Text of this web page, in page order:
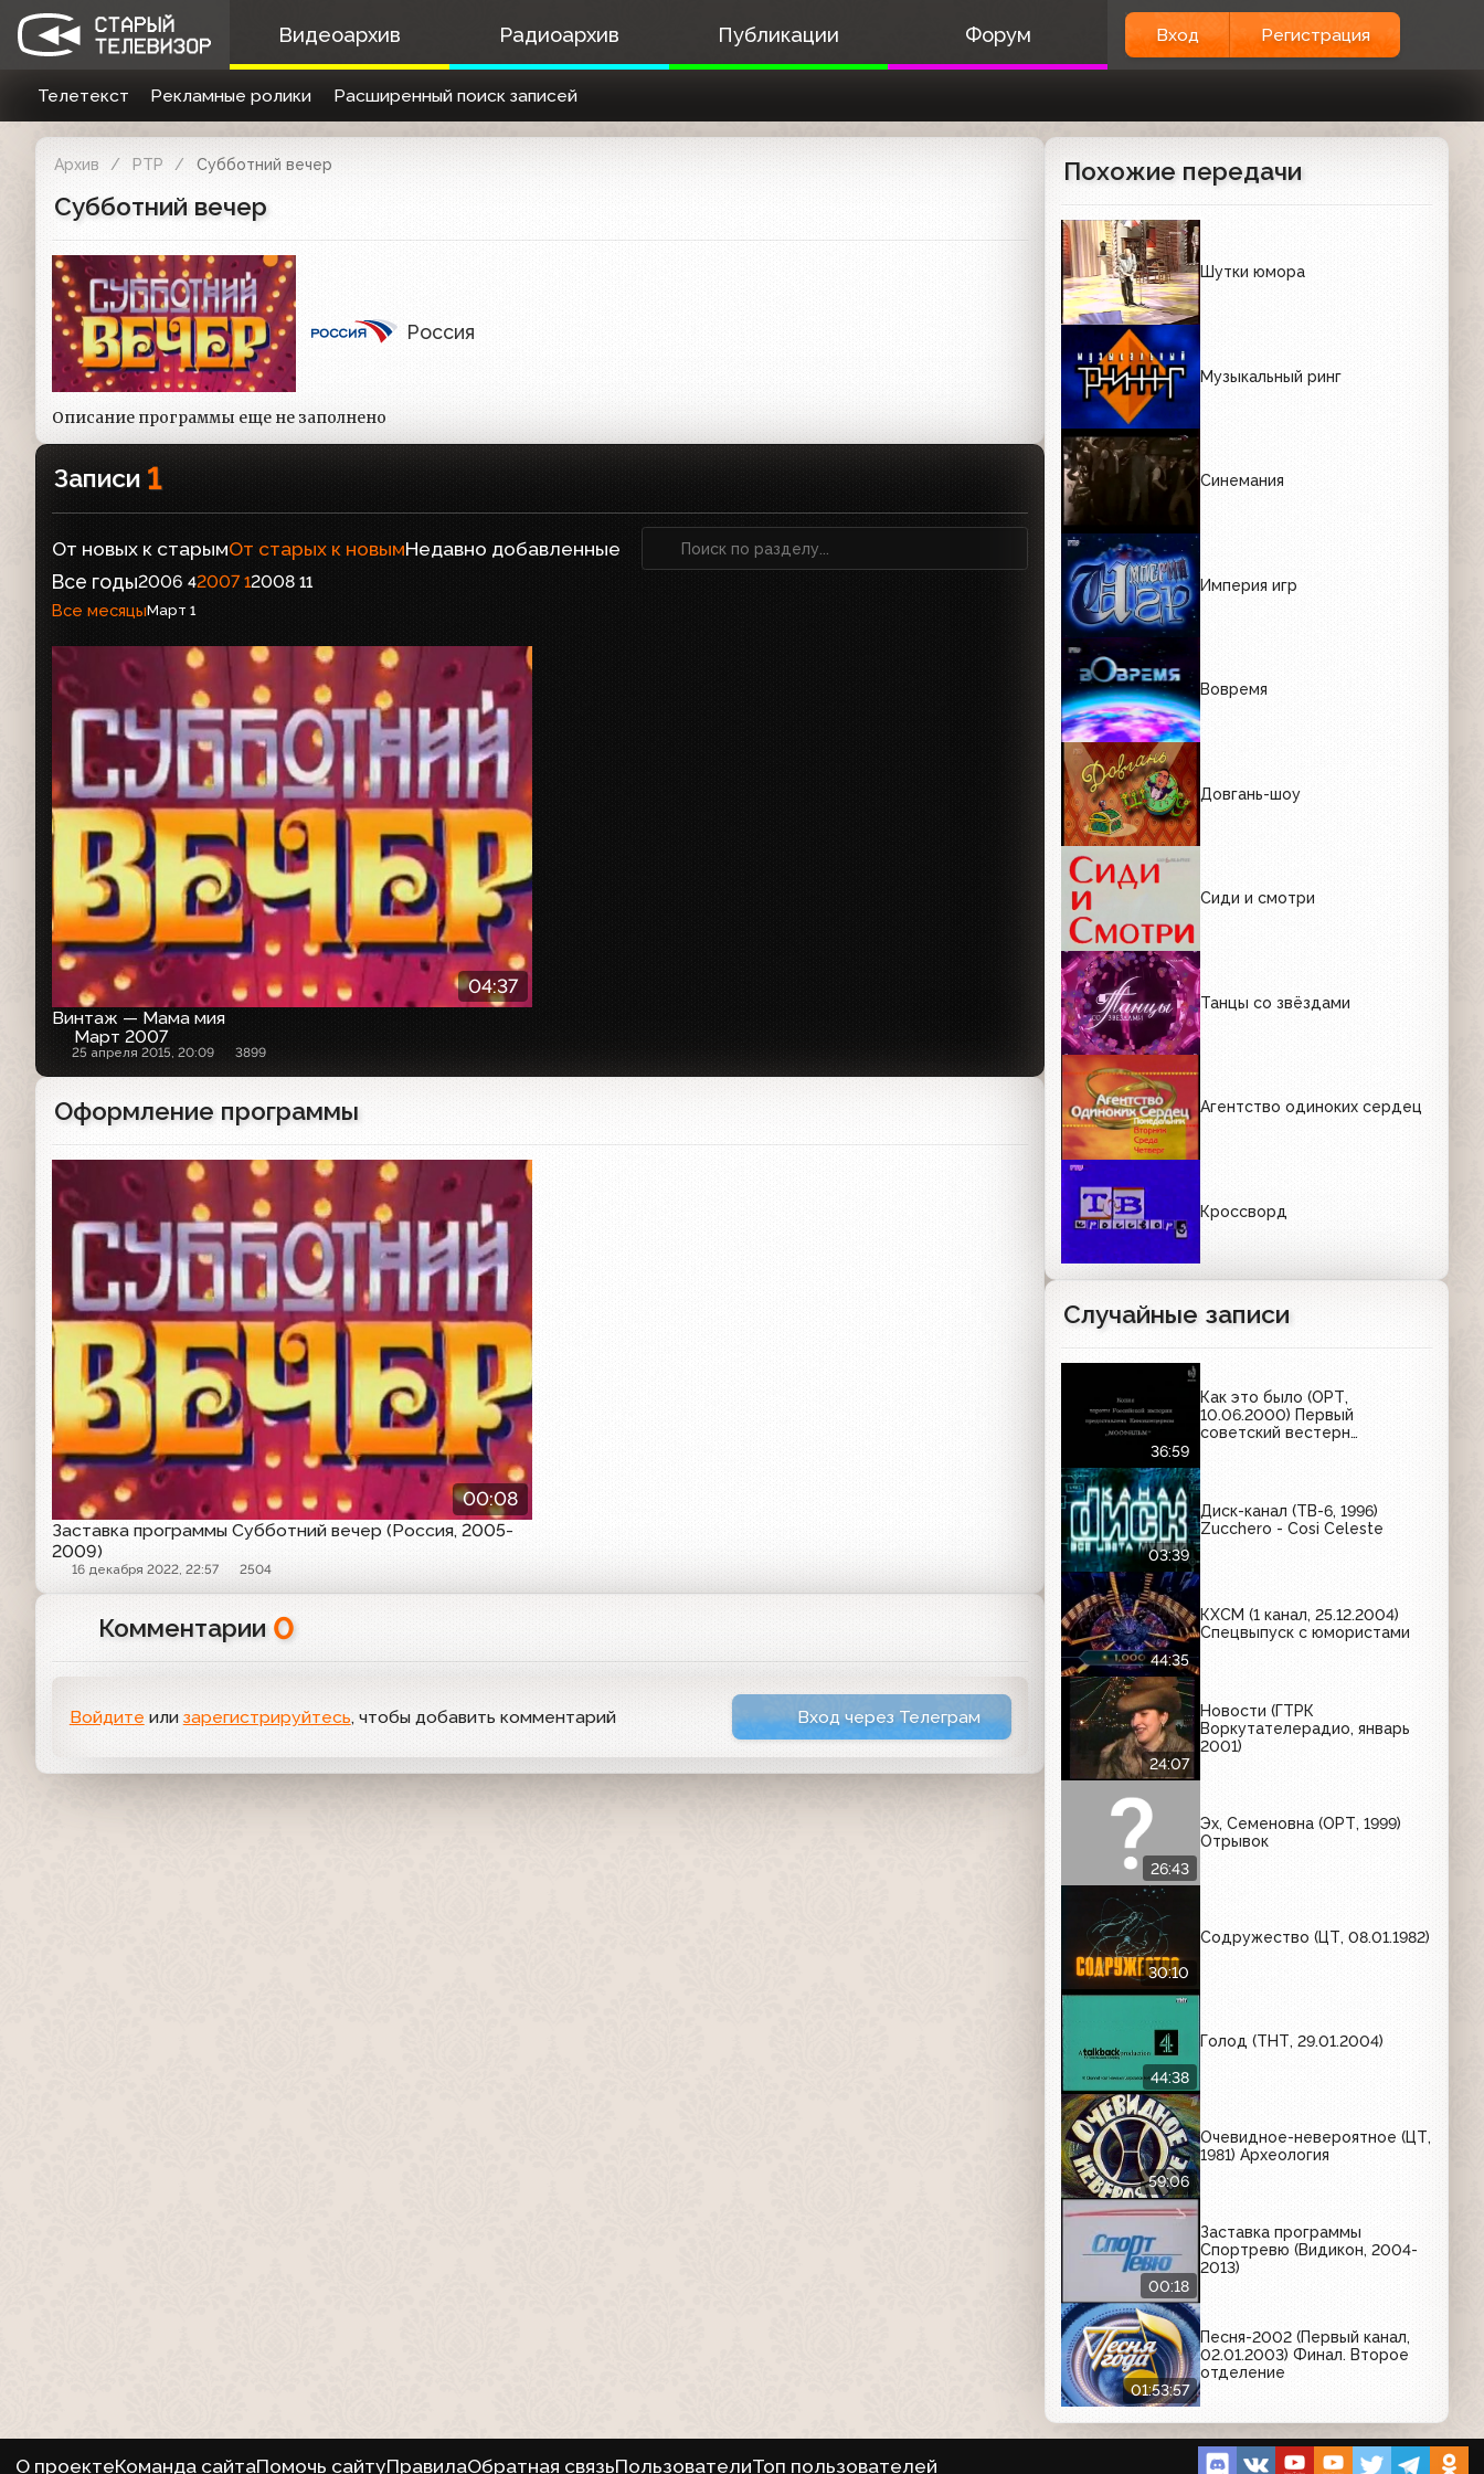
Видеоархив Радиоархив Публикации Форум Вход Регистрация
Телетекст Рекламные ролики Расширенный поиск записей
Архив РТР Субботний вечер
Субботний вечер
Россия
Описание программы еще не заполнено
Записи 1
От новых к старымОт старых к новымНедавно добавленные
Все годы2006 42007 12008 11
Все месяцыМарт 1
04:37
Винтаж — Мама мия
Март 2007
25 апреля 2015, 20:09 3899
Оформление программы
00:08
Заставка программы Субботний вечер (Россия, 2005-
2009)
16 декабря 2022, 22:57 2504
Заставка программы
Комментарии 0
Войдите или зарегистрируйтесь, чтобы добавить комментарий Вход через Телеграм
Похожие передачи
Шутки юмора
Музыкальный ринг
Синемания
Империя игр
Вовремя
Довгань-шоу
Сиди и смотри
Танцы со звёздами
Агентство одиноких сердец
Кроссворд
Случайные записи
36:59
Как это было (ОРТ,
10.06.2000) Первый
советский вестерн
03:39
Диск-канал (ТВ-6, 1996)
Zucchero - Cosi Celeste
44:35
КХСМ (1 канал, 25.12.2004)
Спецвыпуск с юмористами
24:07
Новости (ГТРК
Воркутателерадио, январь
2001)
26:43
Эх, Семеновна (ОРТ, 1999)
Отрывок
30:10
Содружество (ЦТ, 08.01.1982)
44:38
Голод (ТНТ, 29.01.2004)
59:06
Очевидное-невероятное (ЦТ,
1981) Археология
00:18
Заставка программы
Спортревю (Видикон, 2004-
2013)
01:53:57
Песня-2002 (Первый канал,
02.01.2003) Финал. Второе
отделение
О проектеКоманда сайтаПомочь сайтуПравилаОбратная связьПользователиТоп пользователей